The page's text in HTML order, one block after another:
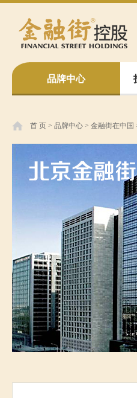
品牌中心
首 页 > 品牌中心 > 金融街在中国